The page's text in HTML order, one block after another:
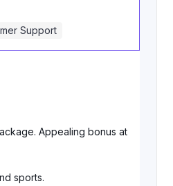
Support
Appealing bonus at
sports.